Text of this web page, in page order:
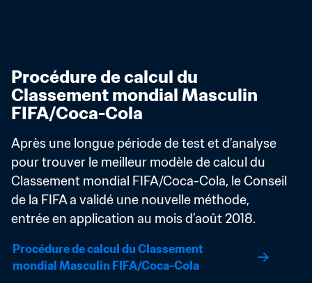
Procédure de calcul du
Classement mondial Masculin
FIFA/Coca-Cola
Après une longue période de test et d’analyse
pour trouver le meilleur modèle de calcul du
Classement mondial FIFA/Coca-Cola, le Conseil
de la FIFA a validé une nouvelle méthode,
entrée en application au mois d’août 2018.
Procédure de calcul du Classement
mondial Masculin FIFA/Coca-Cola